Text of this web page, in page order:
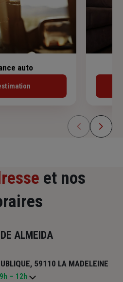
auto
et nos
ALMEIDA
59110 LA MADELEINE
Ouvert 09h – 12h